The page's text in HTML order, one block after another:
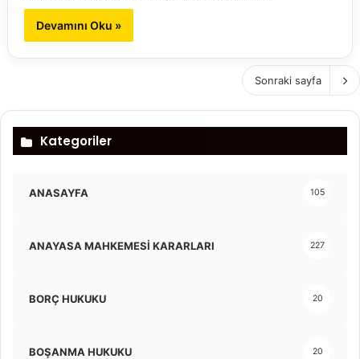
Devamını Oku »
Sonraki sayfa
Kategoriler
ANASAYFA 105
ANAYASA MAHKEMESİ KARARLARI 227
BORÇ HUKUKU 20
BOŞANMA HUKUKU 20